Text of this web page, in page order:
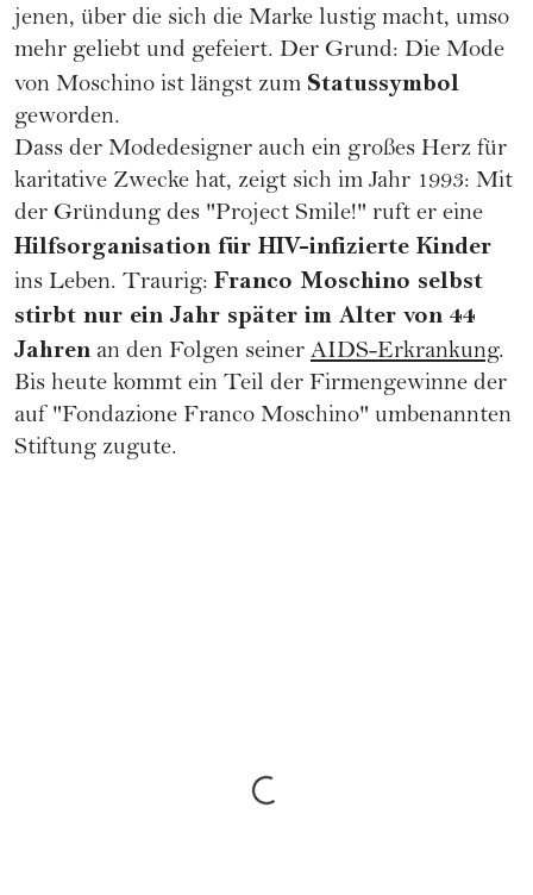
jenen, über die sich die Marke lustig macht, umso
mehr geliebt und gefeiert. Der Grund: Die Mode
von Moschino ist längst zum Statussymbol
geworden.
Dass der Modedesigner auch ein großes Herz für
karitative Zwecke hat, zeigt sich im Jahr 1993: Mit
der Gründung des "Project Smile!" ruft er eine
Hilfsorganisation für HIV-infizierte Kinder
ins Leben. Traurig: Franco Moschino selbst
stirbt nur ein Jahr später im Alter von 44
Jahren an den Folgen seiner AIDS-Erkrankung.
Bis heute kommt ein Teil der Firmengewinne der
auf "Fondazione Franco Moschino" umbenannten
Stiftung zugute.